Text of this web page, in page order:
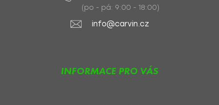
(po - pá: 9:00 - 18:00)
info@carvin.cz
INFORMACE PRO VÁS